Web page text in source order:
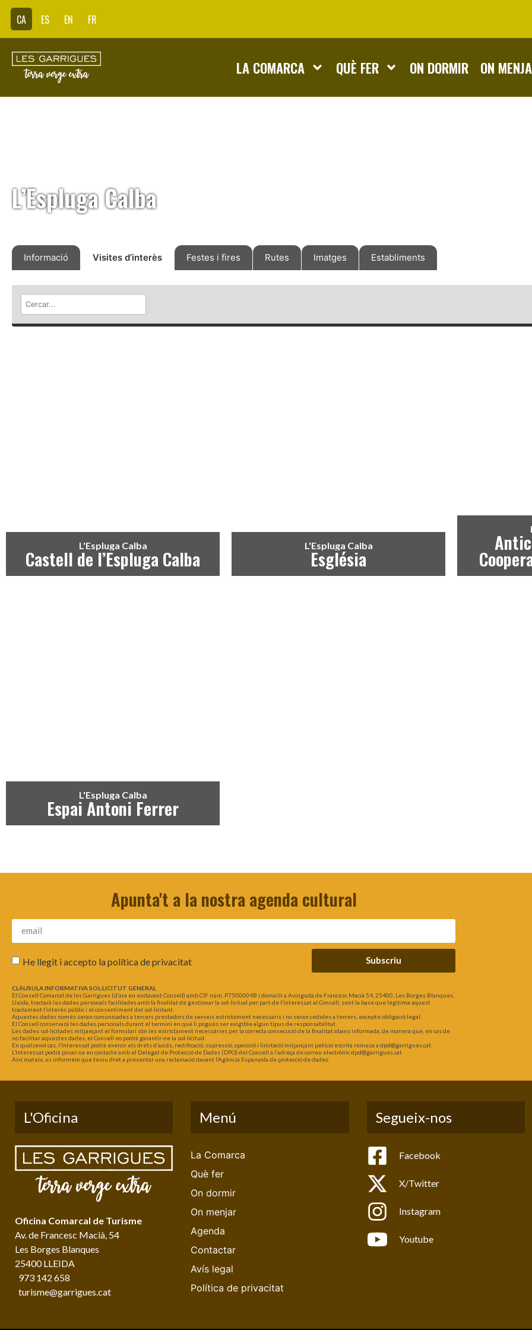
CA ES EN FR
LA COMARCA QUÈ FER ON DORMIR ON
L’Espluga Calba
Informació Visites d’interès Festes i fires Rutes Imatges Establiments
L'Espluga Calba
Castell de l’Espluga Calba
L'Espluga Calba
Església
L'Espluga Calba
Espai Antoni Ferrer
Apunta't a la nostra agenda cultural
He llegit i accepto lapolítica de privacitat Subscriu
CLÀUSULA INFORMATIVA SOL·LICITUT GENERAL
El Consell Comarcal de les Garrigues (d’ara en endavant Consell) amb CIF núm. P7500004B i domicili a Avinguda de Francesc Macià 54, 25400, Les Borges Blanques,
Lleida, tractarà les dades personals facilitades amb la finalitat de gestionar la sol·licitud per part de l’interessat al Consell, sent la base que legitima aquest
tractament l’interès públic i el consentiment del sol·licitant.
Aquestes dades només seran comunicades a tercers prestadors de serveis estrictament necessaris i no seran cedides a tercers, excepte obligació legal.
El Consell conservarà les dades personals durant el termini en què li pogués ser exigible algun tipus de responsabilitat.
Les dades sol·licitades mitjançant el formulari són les estrictament necessàries per la correcta consecució de la finalitat abans informada, de manera que, en cas de
no facilitar aquestes dades, el Consell no podrà garantir-ne la sol·licitud.
En qualsevol cas, l’Interessat podrà exercir els drets d’accés, rectificació, supressió, oposició i limitació mitjançant petició escrita remesa a dpd@garrigues.cat.
L’Interessat podrà posar-se en contacte amb el Delegat de Protecció de Dades (DPO) del Consell a l’adreça de correu electrònic dpd@garrigues.cat
Així mateix, us informem que teniu dret a presentar una reclamació davant l’Agència Espanyola de protecció de dades.
L'Oficina
Oficina Comarcal de Turisme
Av. de Francesc Macià, 54
Les Borges Blanques
25400 LLEIDA
973 142 658
turisme@garrigues.cat
Menú
La Comarca
Què fer
On dormir
On menjar
Agenda
Contactar
Avís legal
Política de privacitat
Segueix-nos
Facebook
X/Twitter
Instagram
Youtube